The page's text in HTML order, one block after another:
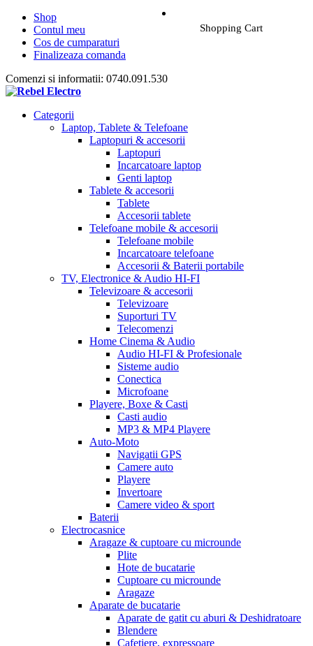
Shop
Contul meu
Cos de cumparaturi
Finalizeaza comanda
Comenzi si informatii: 0740.091.530
Categorii
Laptop, Tablete & Telefoane
Laptopuri & accesorii
Laptopuri
Incarcatoare laptop
Genti laptop
Tablete & accesorii
Tablete
Accesorii tablete
Telefoane mobile & accesorii
Telefoane mobile
Incarcatoare telefoane
Accesorii & Baterii portabile
TV, Electronice & Audio HI-FI
Televizoare & accesorii
Televizoare
Suporturi TV
Telecomenzi
Home Cinema & Audio
Audio HI-FI & Profesionale
Sisteme audio
Conectica
Microfoane
Playere, Boxe & Casti
Casti audio
MP3 & MP4 Playere
Auto-Moto
Navigatii GPS
Camere auto
Playere
Invertoare
Camere video & sport
Baterii
Electrocasnice
Aragaze & cuptoare cu microunde
Plite
Hote de bucatarie
Cuptoare cu microunde
Aragaze
Aparate de bucatarie
Aparate de gatit cu aburi & Deshidratoare
Blendere
Cafetiere, expressoare
Shopping Cart